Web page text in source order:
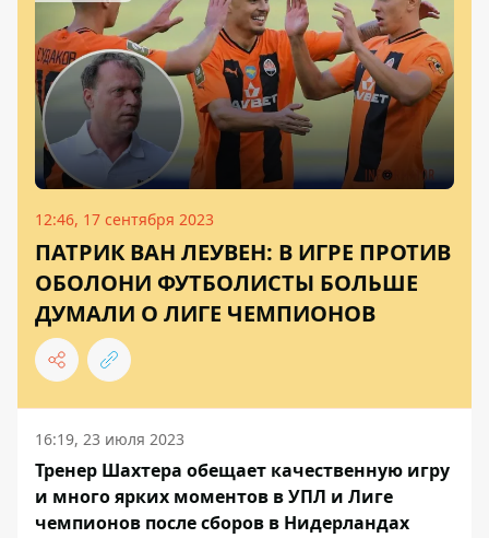
12:46, 17 сентября 2023
ПАТРИК ВАН ЛЕУВЕН: В ИГРЕ ПРОТИВ
ОБОЛОНИ ФУТБОЛИСТЫ БОЛЬШЕ
ДУМАЛИ О ЛИГЕ ЧЕМПИОНОВ
16:19, 23 июля 2023
Тренер Шахтера обещает качественную игру
и много ярких моментов в УПЛ и Лиге
чемпионов после сборов в Нидерландах